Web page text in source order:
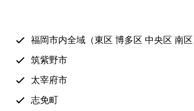
福岡市内全域（東区 博多区 中央区 南
筑紫野市
太宰府市
志免町